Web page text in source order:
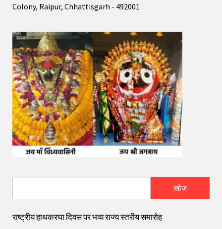
Colony, Raipur, Chhattisgarh - 492001
खोज
राष्ट्रीय हाथकरघा दिवस पर भव्य राज्य स्तरीय समारोह